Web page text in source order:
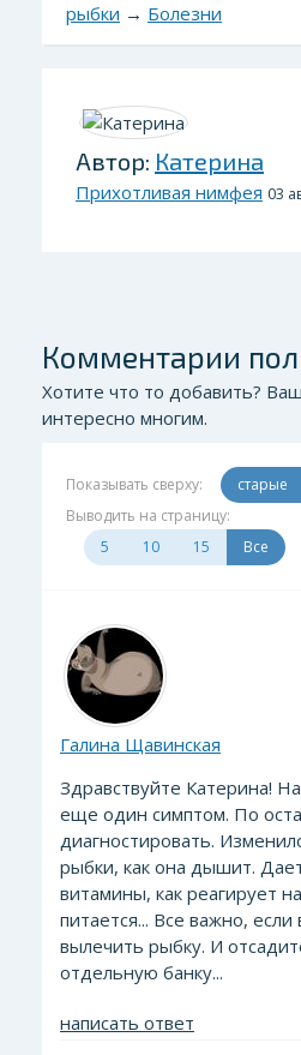
рыбки → Болезни
Автор: Катерина
Прихотливая нимфея 03
Комментарии
Хотите что то добавить?
интересно многим.
Показывать сверху: старые
Выводить на страницу:
5
10 15 Все
Галина Щавинская
Здравствуйте Катерина!
еще один симптом. По
диагностировать.
рыбки, как она дышит.
витамины, как реагирует
питается... Все важно,
вылечить рыбку. И
отдельную банку...
написать ответ